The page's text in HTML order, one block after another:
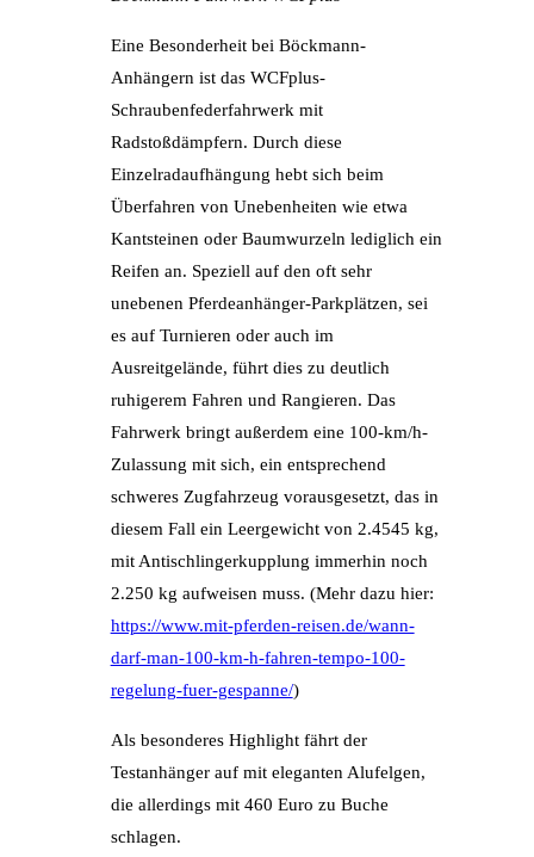
Eine Besonderheit bei Böckmann-
Anhängern ist das WCFplus-
Schraubenfederfahrwerk mit
Radstoßdämpfern. Durch diese
Einzelradaufhängung hebt sich beim
Überfahren von Unebenheiten wie etwa
Kantsteinen oder Baumwurzeln lediglich ein
Reifen an. Speziell auf den oft sehr
unebenen Pferdeanhänger-Parkplätzen, sei
es auf Turnieren oder auch im
Ausreitgelände, führt dies zu deutlich
ruhigerem Fahren und Rangieren. Das
Fahrwerk bringt außerdem eine 100-km/h-
Zulassung mit sich, ein entsprechend
schweres Zugfahrzeug vorausgesetzt, das in
diesem Fall ein Leergewicht von 2.4545 kg,
mit Antischlingerkupplung immerhin noch
2.250 kg aufweisen muss. (Mehr dazu hier:
https://www.mit-pferden-reisen.de/wann-
darf-man-100-km-h-fahren-tempo-100-
regelung-fuer-gespanne/)
Als besonderes Highlight fährt der
Testanhänger auf mit eleganten Alufelgen,
die allerdings mit 460 Euro zu Buche
schlagen.